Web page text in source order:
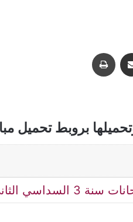
مشاركة عبر البريد
بروبط تحميل
الثاني